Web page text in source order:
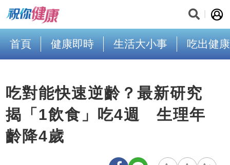
首頁 健康即時 生活大小事 吃出健康
吃對能快速逆齡？最新研究
揭「1飲食」吃4週 生理年
齡降4歲